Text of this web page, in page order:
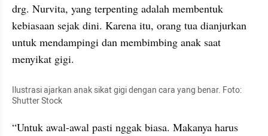
drg. Nurvita, yang terpenting adalah membentuk
kebiasaan sejak dini. Karena itu, orang tua dianjurkan
untuk mendampingi dan membimbing anak saat
menyikat gigi.
Ilustrasi ajarkan anak sikat gigi dengan cara yang benar. Foto:
Shutter Stock
“Untuk awal-awal pasti nggak biasa. Makanya harus